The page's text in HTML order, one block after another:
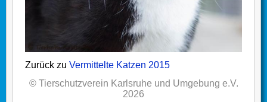
Zurück zu Vermittelte Katzen 2015
© Tierschutzverein Karlsruhe und Umgebung e.V.
2026